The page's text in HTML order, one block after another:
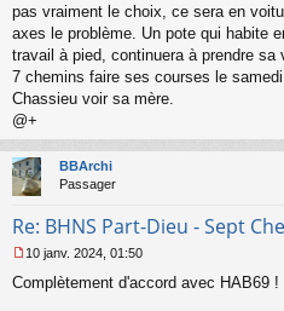
pas vraiment le choix, ce sera en
axes le problème. Un pote qui habite
travail à pied, continuera à prendre sa
7 chemins faire ses courses le
Chassieu voir sa mère.
@+
BBArchi
Passager
Re: BHNS Part-Dieu - Sept
e
10 janv. 2024, 01:50
Complètement d'accord avec HAB69 !